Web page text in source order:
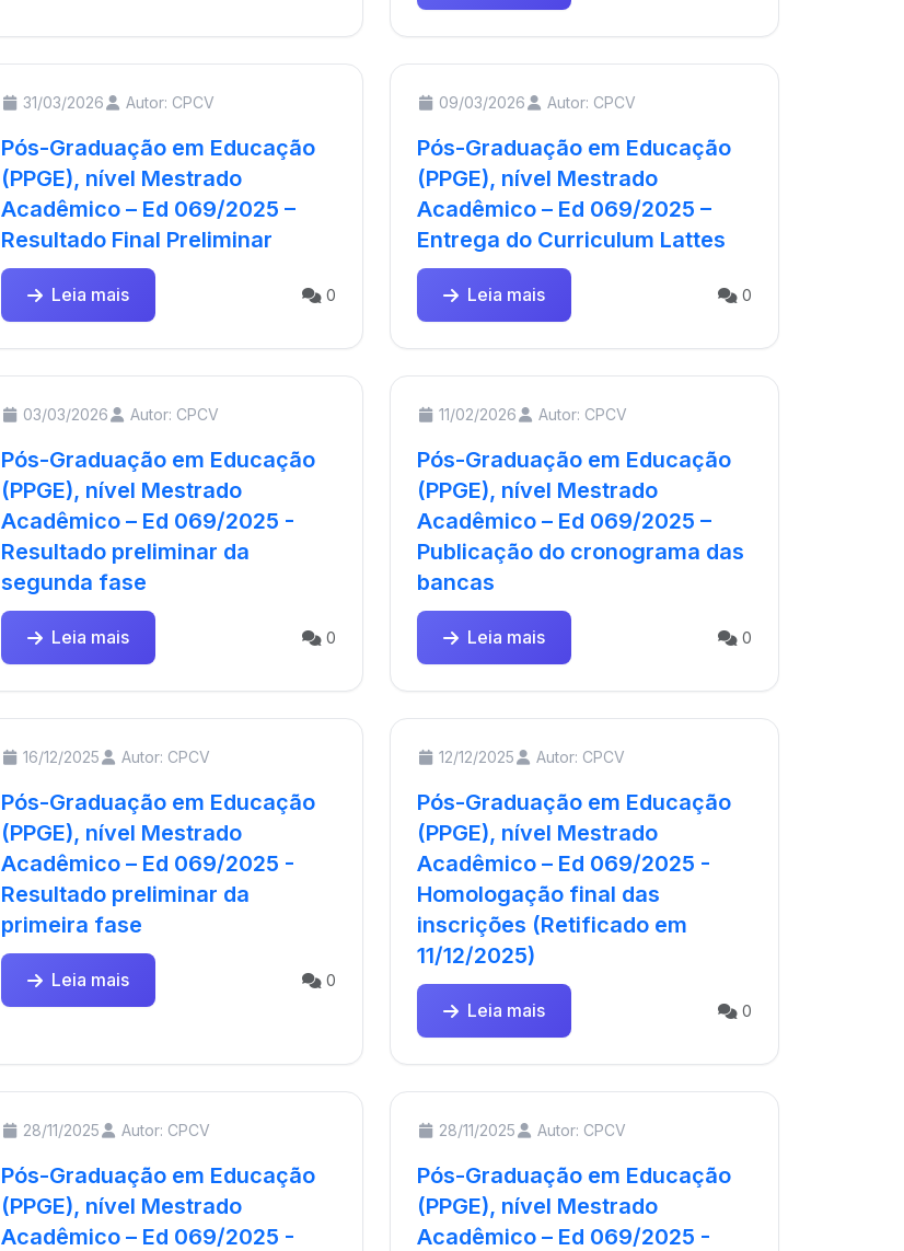
31/03/2026 Autor: CPCV
Pós-Graduação em Educação
(PPGE), nível Mestrado
Acadêmico – Ed 069/2025 –
Resultado Final Preliminar
Leia mais 0
09/03/2026 Autor: CPCV
Pós-Graduação em Educação
(PPGE), nível Mestrado
Acadêmico – Ed 069/2025 –
Entrega do Curriculum Lattes
Leia mais 0
03/03/2026 Autor: CPCV
Pós-Graduação em Educação
(PPGE), nível Mestrado
Acadêmico – Ed 069/2025 -
Resultado preliminar da
segunda fase
Leia mais 0
11/02/2026 Autor: CPCV
Pós-Graduação em Educação
(PPGE), nível Mestrado
Acadêmico – Ed 069/2025 –
Publicação do cronograma das
bancas
Leia mais 0
16/12/2025 Autor: CPCV
Pós-Graduação em Educação
(PPGE), nível Mestrado
Acadêmico – Ed 069/2025 -
Resultado preliminar da
primeira fase
Leia mais 0
12/12/2025 Autor: CPCV
Pós-Graduação em Educação
(PPGE), nível Mestrado
Acadêmico – Ed 069/2025 -
Homologação final das
inscrições (Retificado em
11/12/2025)
Leia mais 0
28/11/2025 Autor: CPCV
Pós-Graduação em Educação
(PPGE), nível Mestrado
Acadêmico – Ed 069/2025 -
28/11/2025 Autor: CPCV
Pós-Graduação em Educação
(PPGE), nível Mestrado
Acadêmico – Ed 069/2025 -